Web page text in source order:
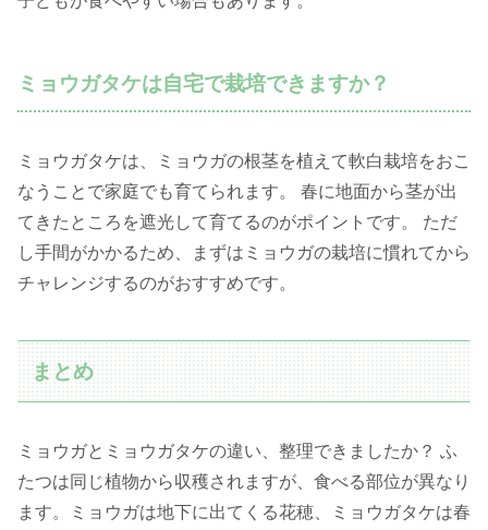
ミョウガタケは自宅で栽培できますか？
ミョウガタケは、ミョウガの根茎を植えて軟白栽培をおこ
なうことで家庭でも育てられます。 春に地面から茎が出
てきたところを遮光して育てるのがポイントです。 ただ
し手間がかかるため、まずはミョウガの栽培に慣れてから
チャレンジするのがおすすめです。
まとめ
ミョウガとミョウガタケの違い、整理できましたか？ ふ
たつは同じ植物から収穫されますが、食べる部位が異なり
ます。ミョウガは地下に出てくる花穂、ミョウガタケは春